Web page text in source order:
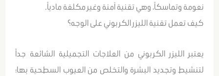
نعومة وتماسكاً، وهي تقنية آمنة وغير مكلفة مادياً.
كيف تعمل تقنية الليزر الكربوني على الوجه؟
يعتبر الليزر الكربوني من العلاجات التجميلية الشائعة جداً
لتنشيط وتجديد البشرة والتخلص من العيوب السطحية بها؛